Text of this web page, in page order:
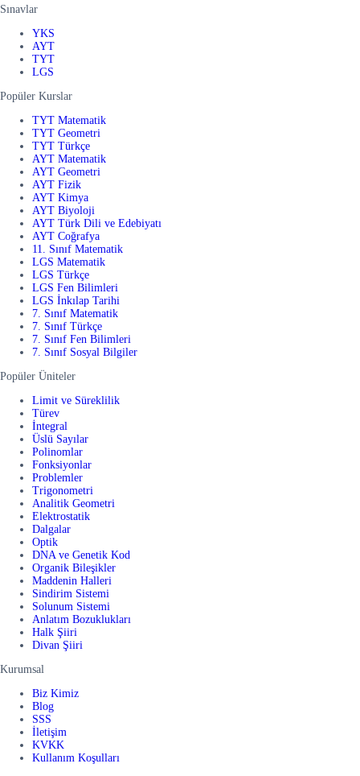
Sınavlar
YKS
AYT
TYT
LGS
Popüler Kurslar
TYT Matematik
TYT Geometri
TYT Türkçe
AYT Matematik
AYT Geometri
AYT Fizik
AYT Kimya
AYT Biyoloji
AYT Türk Dili ve Edebiyatı
AYT Coğrafya
11. Sınıf Matematik
LGS Matematik
LGS Türkçe
LGS Fen Bilimleri
LGS İnkılap Tarihi
7. Sınıf Matematik
7. Sınıf Türkçe
7. Sınıf Fen Bilimleri
7. Sınıf Sosyal Bilgiler
Popüler Üniteler
Limit ve Süreklilik
Türev
İntegral
Üslü Sayılar
Polinomlar
Fonksiyonlar
Problemler
Trigonometri
Analitik Geometri
Elektrostatik
Dalgalar
Optik
DNA ve Genetik Kod
Organik Bileşikler
Maddenin Halleri
Sindirim Sistemi
Solunum Sistemi
Anlatım Bozuklukları
Halk Şiiri
Divan Şiiri
Kurumsal
Biz Kimiz
Blog
SSS
İletişim
KVKK
Kullanım Koşulları